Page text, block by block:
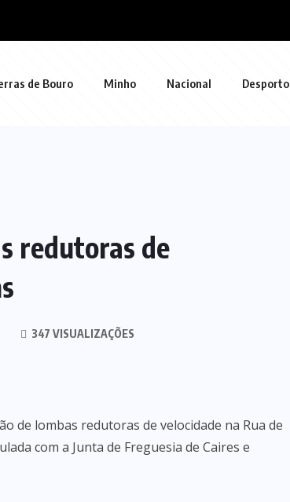
de Bouro Minho Nacional Desporto
redutoras de
347 VISUALIZAÇÕES
de lombas redutoras de velocidade na Rua de
com a Junta de Freguesia de Caires e